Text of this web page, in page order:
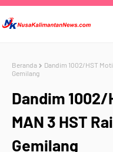
Beranda
Dandim 1002/HST
Gemilang
Dandim 1002/
MAN 3 HST
Gemilang